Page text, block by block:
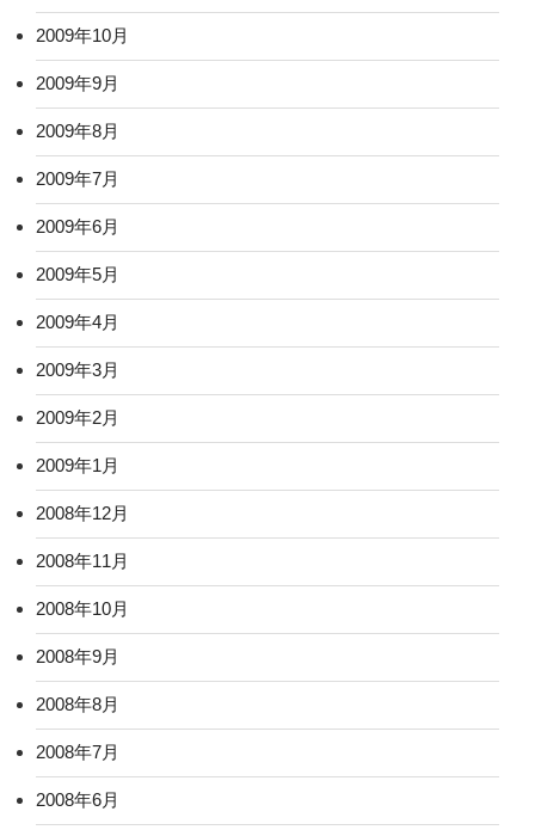
2009年10月
2009年9月
2009年8月
2009年7月
2009年6月
2009年5月
2009年4月
2009年3月
2009年2月
2009年1月
2008年12月
2008年11月
2008年10月
2008年9月
2008年8月
2008年7月
2008年6月